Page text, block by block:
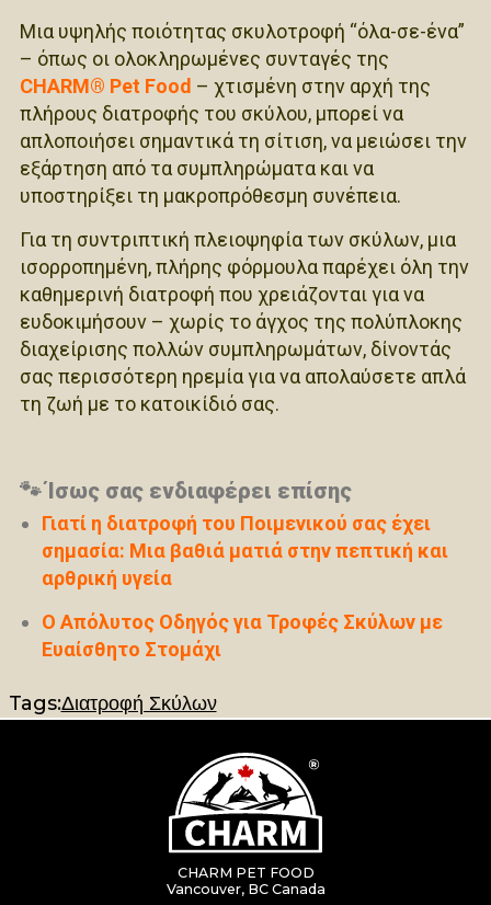
Μια υψηλής ποιότητας σκυλοτροφή “όλα-σε-ένα”
– όπως οι ολοκληρωμένες συνταγές της
CHARM® Pet Food – χτισμένη στην αρχή της
πλήρους διατροφής του σκύλου, μπορεί να
απλοποιήσει σημαντικά τη σίτιση, να μειώσει την
εξάρτηση από τα συμπληρώματα και να
υποστηρίξει τη μακροπρόθεσμη συνέπεια.
Για τη συντριπτική πλειοψηφία των σκύλων, μια
ισορροπημένη, πλήρης φόρμουλα παρέχει όλη την
καθημερινή διατροφή που χρειάζονται για να
ευδοκιμήσουν – χωρίς το άγχος της πολύπλοκης
διαχείρισης πολλών συμπληρωμάτων, δίνοντάς
σας περισσότερη ηρεμία για να απολαύσετε απλά
τη ζωή με το κατοικίδιό σας.
🐾 Ίσως σας ενδιαφέρει επίσης
Γιατί η διατροφή του Ποιμενικού σας έχει
σημασία: Μια βαθιά ματιά στην πεπτική και
αρθρική υγεία
Ο Απόλυτος Οδηγός για Τροφές Σκύλων με
Ευαίσθητο Στομάχι
Tags:Διατροφή Σκύλων
CHARM PET FOOD
Vancouver, BC Canada